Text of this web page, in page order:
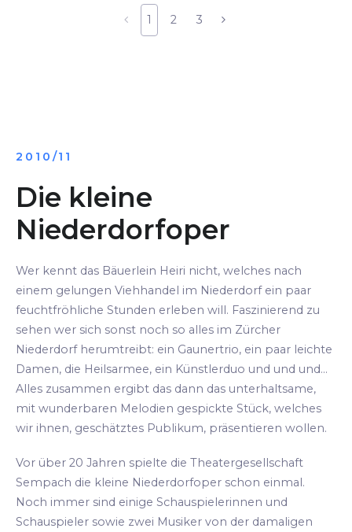
1 2 3
2010/11
Die kleine
Niederdorfoper
Wer kennt das Bäuerlein Heiri nicht, welches nach
einem gelungen Viehhandel im Niederdorf ein paar
feuchtfröhliche Stunden erleben will. Faszinierend zu
sehen wer sich sonst noch so alles im Zürcher
Niederdorf herumtreibt: ein Gaunertrio, ein paar leichte
Damen, die Heilsarmee, ein Künstlerduo und und und...
Alles zusammen ergibt das dann das unterhaltsame,
mit wunderbaren Melodien gespickte Stück, welches
wir ihnen, geschätztes Publikum, präsentieren wollen.
Vor über 20 Jahren spielte die Theatergesellschaft
Sempach die kleine Niederdorfoper schon einmal.
Noch immer sind einige Schauspielerinnen und
Schauspieler sowie zwei Musiker von der damaligen